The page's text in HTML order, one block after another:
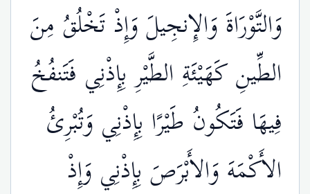
وَالتَّوْرَاةَ وَالإِنجِيلَ وَإِذْ تَخْلُقُ مِنَ
الطِّينِ كَهَيْئَةِ الطَّيْرِ بِإِذْنِي فَتَنفُخُ
فِيهَا فَتَكُونُ طَيْرًا بِإِذْنِي وَتُبْرِئُ
الأَكْمَهَ وَالأَبْرَصَ بِإِذْنِي وَإِذْ